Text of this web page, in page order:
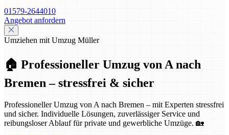
01579-2644010
Angebot anfordern
Umziehen mit Umzug Müller
🏠 Professioneller Umzug von A nach
Bremen – stressfrei & sicher
Professioneller Umzug von A nach Bremen – mit Experten stressfrei
und sicher. Individuelle Lösungen, zuverlässiger Service und
reibungsloser Ablauf für private und gewerbliche Umzüge. 🏡